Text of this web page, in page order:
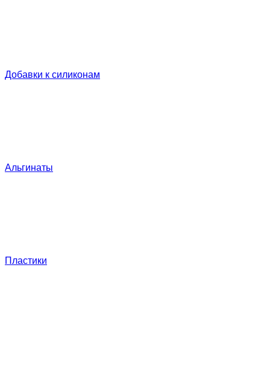
Добавки к силиконам
Альгинаты
Пластики